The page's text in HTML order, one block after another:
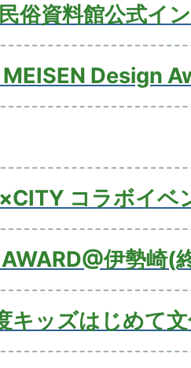
俗資料館公式イ
MEISEN Design
コラボイベ
伊勢崎(
キッズはじめて